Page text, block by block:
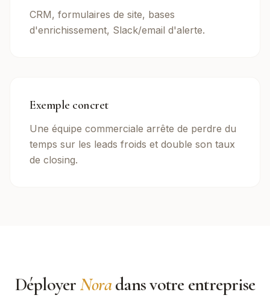
CRM, formulaires de site, bases
d'enrichissement, Slack/email d'alerte.
Exemple concret
Une équipe commerciale arrête de perdre du
temps sur les leads froids et double son taux
de closing.
DéployerNoradans votre entreprise